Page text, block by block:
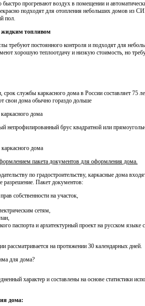
быстро прогревают воздух в помещении и
подходят для отопления небольших домов из
пол.
жидким топливом
требуют постоянного контроля и подходят для
хорошую теплоотдачу и низкую стоимость, но
службы каркасного дома в России составляет 75
свои дома обычно гораздо дольше
дома
непрофилированный брус квадратной или
дома
пакета документов для оформления дома.
по градостроительству, каркасные дома
разрешение. Пакет документов:
собственности на участок,
сетям,
паспорта и архитектурный проект на русском
рассматривается на протяжении 30 календарных дней.
для дома?
характер и составлены на основе статистики
дома: